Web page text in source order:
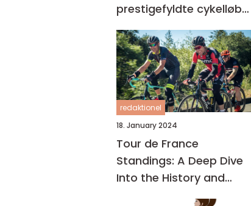
prestigefyldte cykelløb i
verden, der tiltrækker
tusindvis af tilskuere og
millioner af seere over
hele kloden
redaktionel
18. January 2024
Tour de France
Standings: A Deep Dive
Into the History and